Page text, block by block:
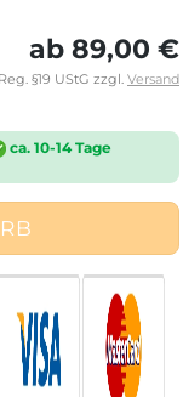
ab 89,00 €
§19 UStG zzgl. Versand
ca. 10-14 Tage